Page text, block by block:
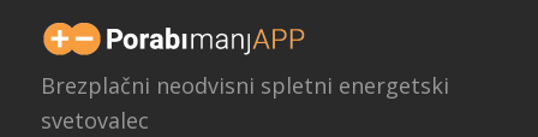
Brezplačni neodvisni spletni energetski
svetovalec